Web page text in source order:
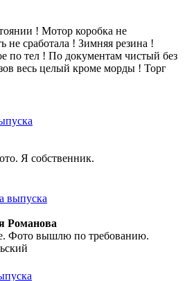
! Мотор коробка не
не сработала ! Зимняя резина !
по тел ! По документам чистый без
весь целый кроме морды ! Торг
Я собственник.
Романова
Фото вышлю по требованию.